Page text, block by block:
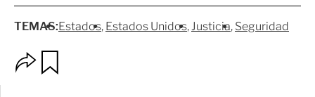
TEMAS:Estados Estados Unidos Justicia Seguridad